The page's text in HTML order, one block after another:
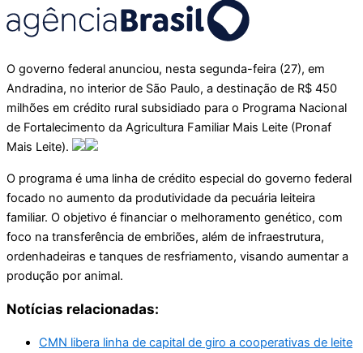
O governo federal anunciou, nesta segunda-feira (27), em
Andradina, no interior de São Paulo, a destinação de R$ 450
milhões em crédito rural subsidiado para o Programa Nacional
de Fortalecimento da Agricultura Familiar Mais Leite (Pronaf
Mais Leite).
O programa é uma linha de crédito especial do governo federal
focado no aumento da produtividade da pecuária leiteira
familiar. O objetivo é financiar o melhoramento genético, com
foco na transferência de embriões, além de infraestrutura,
ordenhadeiras e tanques de resfriamento, visando aumentar a
produção por animal.
Notícias relacionadas:
CMN libera linha de capital de giro a cooperativas de leite